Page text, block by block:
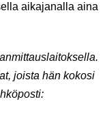
aikajanalla aina
joista hän kokosi